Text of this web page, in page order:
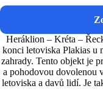
Heráklion – Kréta –
konci letoviska Plakias u
zahrady. Tento objekt je
a pohodovou dovolenou
letoviska a davů lidí. Je